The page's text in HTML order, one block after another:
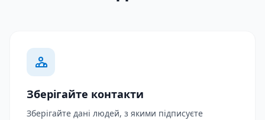
Зберігайте контакти
Зберігайте дані людей, з якими підписуєте